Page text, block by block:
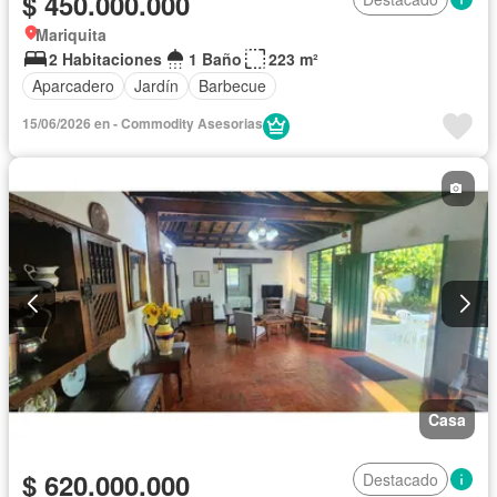
Mariquita
2 Habitaciones
1 Baño
223 m²
Aparcadero
Jardín Barbecue
15/06/2026 en - Commodity Asesorias
Casa
$ 620.000.000 Destacado